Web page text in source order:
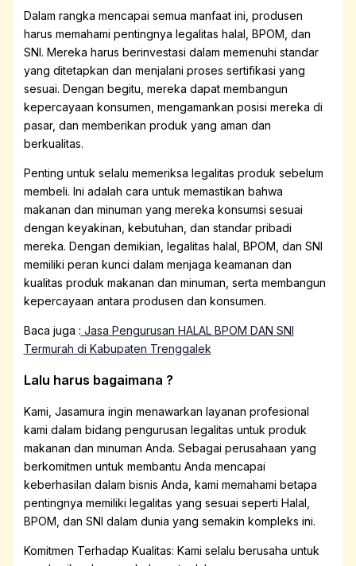
Dalam rangka mencapai semua manfaat ini, produsen
harus memahami pentingnya legalitas halal, BPOM, dan
SNI. Mereka harus berinvestasi dalam memenuhi standar
yang ditetapkan dan menjalani proses sertifikasi yang
sesuai. Dengan begitu, mereka dapat membangun
kepercayaan konsumen, mengamankan posisi mereka di
pasar, dan memberikan produk yang aman dan
berkualitas.
Penting untuk selalu memeriksa legalitas produk sebelum
membeli. Ini adalah cara untuk memastikan bahwa
makanan dan minuman yang mereka konsumsi sesuai
dengan keyakinan, kebutuhan, dan standar pribadi
mereka. Dengan demikian, legalitas halal, BPOM, dan SNI
memiliki peran kunci dalam menjaga keamanan dan
kualitas produk makanan dan minuman, serta membangun
kepercayaan antara produsen dan konsumen.
Baca juga : Jasa Pengurusan HALAL BPOM DAN SNI
Termurah di Kabupaten Trenggalek
Lalu harus bagaimana ?
Kami, Jasamura ingin menawarkan layanan profesional
kami dalam bidang pengurusan legalitas untuk produk
makanan dan minuman Anda. Sebagai perusahaan yang
berkomitmen untuk membantu Anda mencapai
keberhasilan dalam bisnis Anda, kami memahami betapa
pentingnya memiliki legalitas yang sesuai seperti Halal,
BPOM, dan SNI dalam dunia yang semakin kompleks ini.
Komitmen Terhadap Kualitas: Kami selalu berusaha untuk